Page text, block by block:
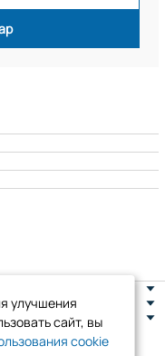
8
улучшения
сайт, вы
cookie